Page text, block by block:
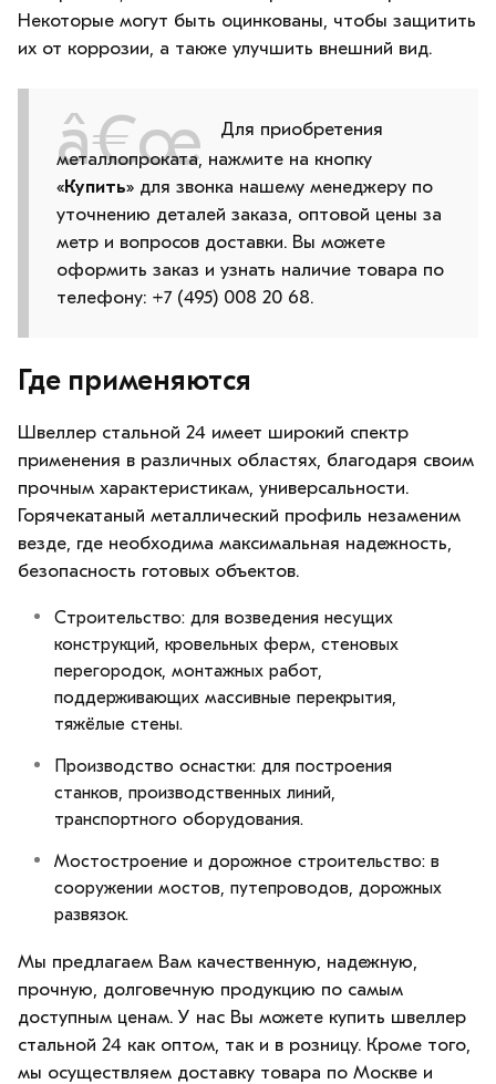
Некоторые могут быть оцинкованы, чтобы защитить
их от коррозии, а также улучшить внешний вид.
Для приобретения
металлопроката, нажмите на кнопку
«Купить» для звонка нашему менеджеру по
уточнению деталей заказа, оптовой цены за
метр и вопросов доставки. Вы можете
оформить заказ и узнать наличие товара по
телефону: +7 (495) 008 20 68.
Где применяются
Швеллер стальной 24 имеет широкий спектр
применения в различных областях, благодаря своим
прочным характеристикам, универсальности.
Горячекатаный металлический профиль незаменим
везде, где необходима максимальная надежность,
безопасность готовых объектов.
Строительство: для возведения несущих
конструкций, кровельных ферм, стеновых
перегородок, монтажных работ,
поддерживающих массивные перекрытия,
тяжёлые стены.
Производство оснастки: для построения
станков, производственных линий,
транспортного оборудования.
Мостостроение и дорожное строительство: в
сооружении мостов, путепроводов, дорожных
развязок.
Мы предлагаем Вам качественную, надежную,
прочную, долговечную продукцию по самым
доступным ценам. У нас Вы можете купить швеллер
стальной 24 как оптом, так и в розницу. Кроме того,
мы осуществляем доставку товара по Москве и